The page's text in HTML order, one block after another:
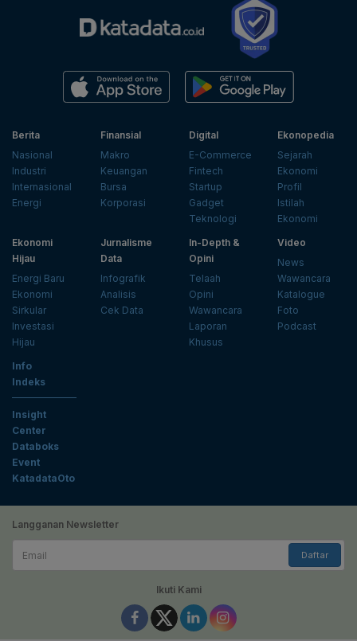
Berita
Nasional
Industri
Internasional
Energi
Finansial
Makro
Keuangan
Bursa
Korporasi
Digital
E-Commerce
Fintech
Startup
Gadget
Teknologi
Ekonopedia
Sejarah
Ekonomi
Profil
Istilah
Ekonomi
Ekonomi
Hijau
Energi Baru
Ekonomi
Sirkular
Investasi
Hijau
Jurnalisme
Data
Infografik
Analisis
Cek Data
In-Depth &
Opini
Telaah
Opini
Wawancara
Laporan
Khusus
Video
News
Wawancara
Katalogue
Foto
Podcast
Info
Indeks
Insight
Center
Databoks
Event
KatadataOto
Langganan Newsletter
Daftar
Ikuti Kami